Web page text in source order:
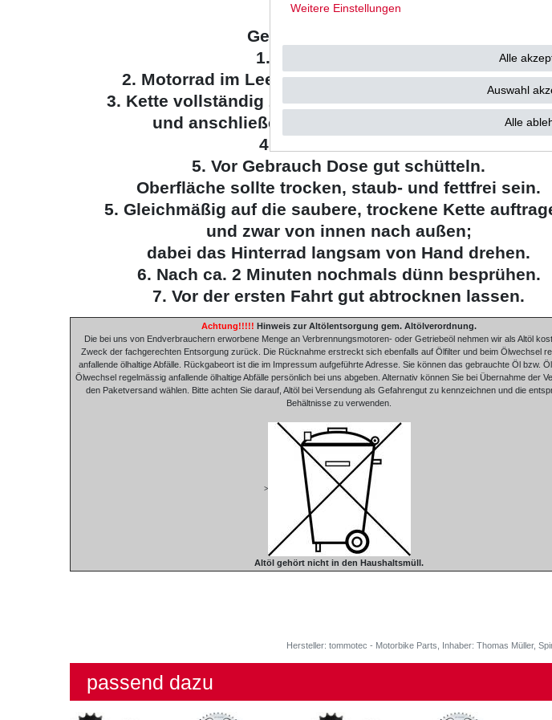
Gebrauchsanweisung:
1. Motor abschalten.
2. Motorrad im Leerlauf auf den Hauptständer
3. Kette vollständig z.B. mit Hilfe einer
und anschließend mit Kettenreiniger reinigen.
4. Trocknen lassen.
5. Vor Gebrauch Dose gut schütteln.
Oberfläche sollte trocken, staub- und fettfrei sein.
5. Gleichmäßig auf die saubere, trockene Kette
und zwar von innen nach außen;
dabei das Hinterrad langsam von Hand drehen.
6. Nach ca. 2 Minuten nochmals dünn besprühen.
7. Vor der ersten Fahrt gut abtrocknen lassen.
Achtung!!!!! Hinweis zur Altölentsorgung gem. Altölverordnung.
Die bei uns von Endverbrauchern erworbene Menge an Verbrennungsmotoren- oder Getriebeöl nehmen wir als Altöl
Zweck der fachgerechten Entsorgung zurück. Die Rücknahme erstreckt sich ebenfalls auf Ölfilter und beim Ölwechsel
anfallende ölhaltige Abfälle. Rückgabeort ist die im Impressum aufgeführte Adresse. Sie können das gebrauchte Öl bzw.
Ölwechsel regelmässig anfallende ölhaltige Abfälle persönlich bei uns abgeben. Alternativ können Sie bei Übernahme der
den Paketversand wählen. Bitte achten Sie darauf, Altöl bei Versendung als Gefahrengut zu kennzeichnen und die
Behältnisse zu verwenden.
>
Altöl gehört nicht in den Haushaltsmüll.
Hersteller: tommotec - Motorbike Parts, Inhaber: Thomas Müller,
passend dazu
Weitere Einstellungen
Alle
Auswahl
Alle